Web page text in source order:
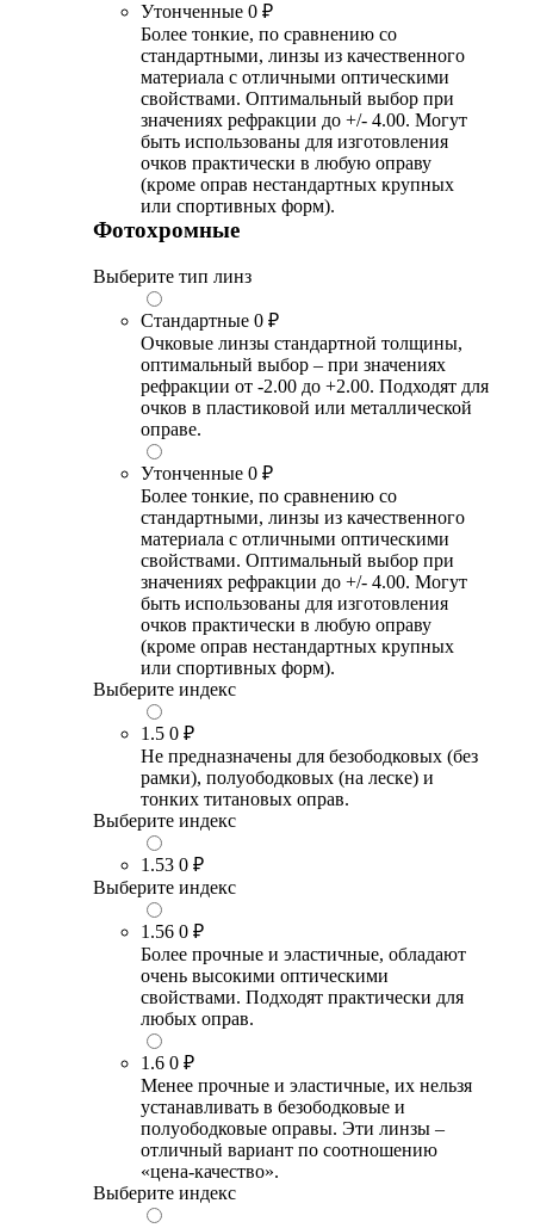
Утонченные 0 ₽
Более тонкие, по сравнению со
стандартными, линзы из качественного
материала с отличными оптическими
свойствами. Оптимальный выбор при
значениях рефракции до +/- 4.00. Могут
быть использованы для изготовления
очков практически в любую оправу
(кроме оправ нестандартных крупных
или спортивных форм).
Фотохромные
Выберите тип линз
Стандартные 0 ₽
Очковые линзы стандартной толщины,
оптимальный выбор – при значениях
рефракции от -2.00 до +2.00. Подходят для
очков в пластиковой или металлической
оправе.
Утонченные 0 ₽
Более тонкие, по сравнению со
стандартными, линзы из качественного
материала с отличными оптическими
свойствами. Оптимальный выбор при
значениях рефракции до +/- 4.00. Могут
быть использованы для изготовления
очков практически в любую оправу
(кроме оправ нестандартных крупных
или спортивных форм).
Выберите индекс
1.5 0 ₽
Не предназначены для безободковых (без
рамки), полуободковых (на леске) и
тонких титановых оправ.
Выберите индекс
1.53 0 ₽
Выберите индекс
1.56 0 ₽
Более прочные и эластичные, обладают
очень высокими оптическими
свойствами. Подходят практически для
любых оправ.
1.6 0 ₽
Менее прочные и эластичные, их нельзя
устанавливать в безободковые и
полуободковые оправы. Эти линзы –
отличный вариант по соотношению
«цена-качество».
Выберите индекс